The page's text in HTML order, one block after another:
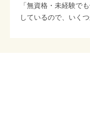
「無資格・未経験で
しているので、いく